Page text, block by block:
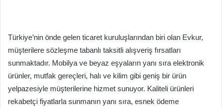
Türkiye’nin önde gelen ticaret kuruluşlarından biri olan Evkur,
müşterilere sözleşme tabanlı taksitli alışveriş fırsatları
sunmaktadır. Mobilya ve beyaz eşyaların yanı sıra elektronik
ürünler, mutfak gereçleri, halı ve kilim gibi geniş bir ürün
yelpazesiyle müşterilerine hizmet sunuyor. Kaliteli ürünleri
rekabetçi fiyatlarla sunmanın yanı sıra, esnek ödeme